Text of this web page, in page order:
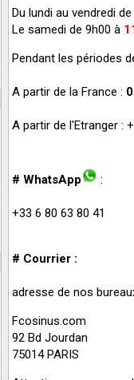
Du lundi au vendredi
Le samedi de 9h00 à
Pendant les périodes
A partir de la France :
A partir de l'Etranger :
# WhatsApp :
+33 6 80 63 80 41
# Courrier :
adresse de nos
Fcosinus.com
92 Bd Jourdan
75014 PARIS